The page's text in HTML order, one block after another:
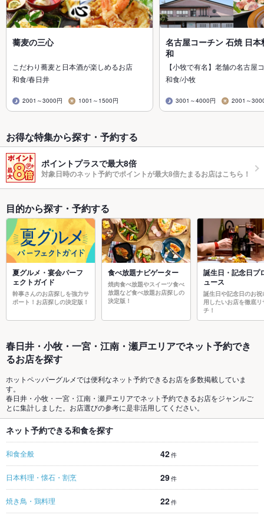
蕎麦の三心
こだわり蕎麦と日本酒が楽しめるお店
和食/春日井
2001～3000円 1001～1500円
名古屋コーチン 石焼 日本
和
【小牧で有名】老舗の名古屋
和食/小牧
3001～4000円 2001～
お得な特集から探す・予約する
ポイントプラスで最大8倍
対象日時のネット予約でポイントが最大8倍たまるお店はこちら！
目的から探す・予約する
夏グルメ・宴会パーフ
ェクトガイド
幹事さんのお店探しを強力サ
ポート！お店探しの決定版！
食べ放題ナビゲーター
焼肉食べ放題やスイーツ食べ
放題など食べ放題お店探しの
決定版！
誕生日・記念日プ
ュース
誕生日や記念日のお祝
用したいお店を徹底リ
チ！
春日井・小牧・一宮・江南・瀬戸エリアでネット予約でき
るお店を探す
ホットペッパーグルメでは便利なネット予約できるお店を多数掲載していま
す。
春日井・小牧・一宮・江南・瀬戸エリアでネット予約できるお店をジャンルご
とに集計しました。お店選びの参考に是非活用してください。
ネット予約できる和食を探す
和食全般 42件
日本料理・懐石・割烹 29件
焼き鳥・鶏料理 22件